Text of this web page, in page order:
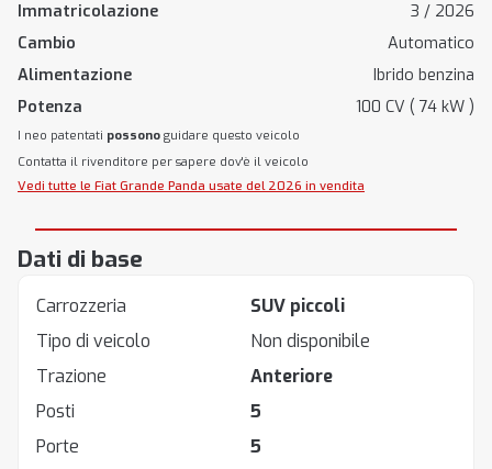
Immatricolazione
3 / 2026
Cambio
Automatico
Alimentazione
Ibrido benzina
Potenza
100 CV ( 74 kW )
I neo patentati possono guidare questo veicolo
Contatta il rivenditore per sapere dov'è il veicolo
Vedi tutte le Fiat Grande Panda usate del 2026 in vendita
Dati di base
Carrozzeria
SUV piccoli
Tipo di veicolo
Non disponibile
Trazione
Anteriore
Posti
5
Porte
5